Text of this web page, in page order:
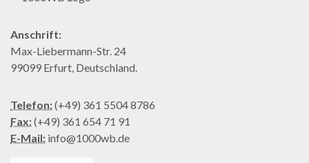
Anschrift:
Max-Liebermann-Str. 24
99099 Erfurt, Deutschland.
Telefon:(+49) 361 5504 8786
Fax:(+49) 361 654 71 91
E-Mail: info@1000wb.de